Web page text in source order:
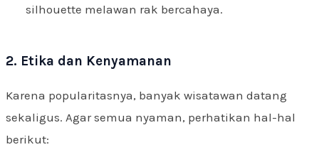
silhouette melawan rak bercahaya.
2. Etika dan Kenyamanan
Karena popularitasnya, banyak wisatawan datang
sekaligus. Agar semua nyaman, perhatikan hal-hal
berikut: